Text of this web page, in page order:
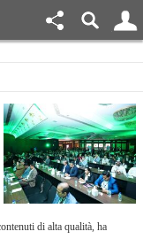
di alta qualità, ha